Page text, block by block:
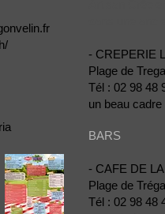
à partir
- CREPERIE
Plage de
Tél : 02 98 48
un beau
BARS
- CAFE DE
Plage de
Tél : 02 98 48